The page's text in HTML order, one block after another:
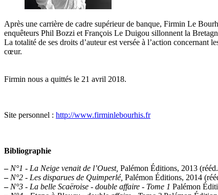
Après une carrière de cadre supérieur de banque, Firmin Le
enquêteurs Phil Bozzi et François Le Duigou sillonnent la
La totalité de ses droits d’auteur est versée à l’action
cœur.
Firmin nous a quittés le 21 avril 2018.
Site personnel : http://www.firminlebourhis.fr
Bibliographie
– N°1 - La Neige venait de l’Ouest, Palémon Éditions, 2013
– N°2 - Les disparues de Quimperlé, Palémon Éditions, 2014
– N°3 - La belle Scaëroise - double affaire - Tome 1 Palémon